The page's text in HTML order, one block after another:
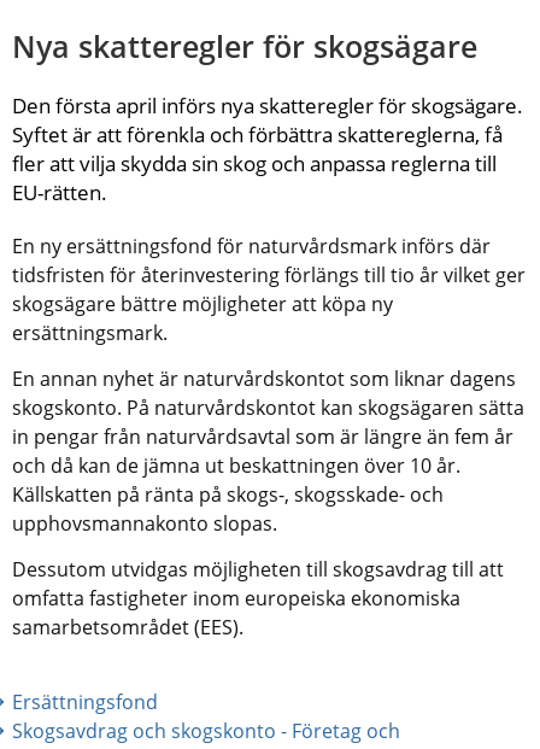
Nya skatteregler för skogsägare
Den första april införs nya skatteregler för skogsägare.
Syftet är att förenkla och förbättra skattereglerna, få
fler att vilja skydda sin skog och anpassa reglerna till
EU-rätten.
En ny ersättningsfond för naturvårdsmark införs där
tidsfristen för återinvestering förlängs till tio år vilket ger
skogsägare bättre möjligheter att köpa ny
ersättningsmark.
En annan nyhet är naturvårdskontot som liknar dagens
skogskonto. På naturvårdskontot kan skogsägaren sätta
in pengar från naturvårdsavtal som är längre än fem år
och då kan de jämna ut beskattningen över 10 år.
Källskatten på ränta på skogs-, skogsskade- och
upphovsmannakonto slopas.
Dessutom utvidgas möjligheten till skogsavdrag till att
omfatta fastigheter inom europeiska ekonomiska
samarbetsområdet (EES).
Ersättningsfond
Skogsavdrag och skogskonto - Företag och